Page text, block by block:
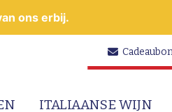
ons erbij.
ITALIAANSE WIJN